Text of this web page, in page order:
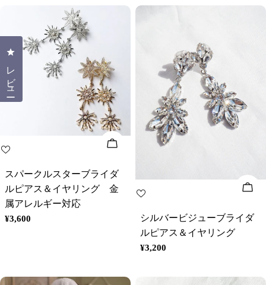
オプションを選択してください
スパークルスターブライダ
ルピアス＆イヤリング 金
属アレルギー対応
通
¥3,600
オ
シルバービジューブライダ
ルピアス＆イヤリング
通
¥3,200
レビュー
クリックしてレビューダイアログを開く